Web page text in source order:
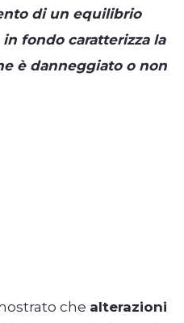
di un equilibrio
fondo caratterizza la
è danneggiato o non
che alterazioni